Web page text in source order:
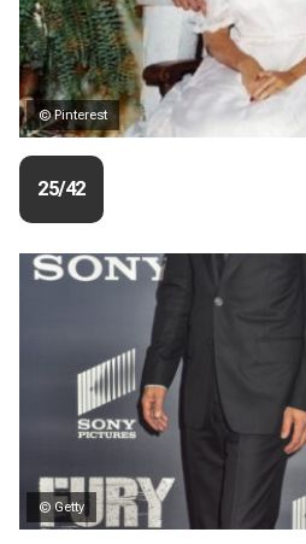
© Pinterest
25/42
© Getty